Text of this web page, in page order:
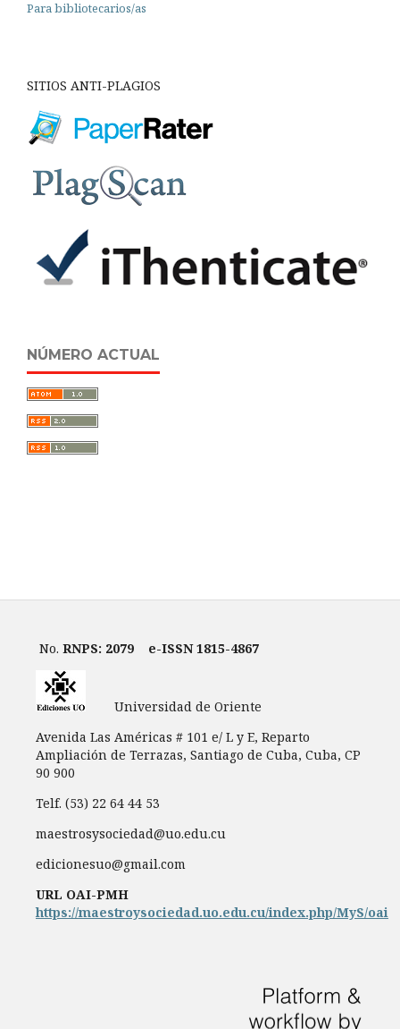
Para bibliotecarios/as
SITIOS ANTI-PLAGIOS
NÚMERO ACTUAL
No. RNPS: 2079 e-ISSN 1815-4867
Universidad de Oriente
Avenida Las Américas # 101 e/ L y E, Reparto
Ampliación de Terrazas, Santiago de Cuba, Cuba, CP
90 900
Telf. (53) 22 64 44 53
maestrosysociedad@uo.edu.cu
edicionesuo@gmail.com
URL OAI-PMH
https://maestroysociedad.uo.edu.cu/index.php/MyS/oai